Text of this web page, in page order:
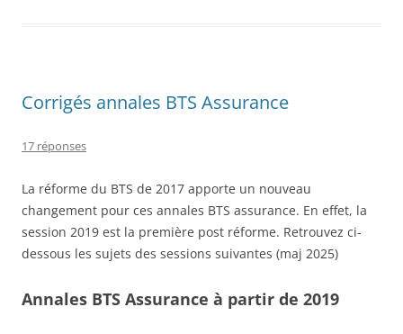
Corrigés annales BTS Assurance
17 réponses
La réforme du BTS de 2017 apporte un nouveau
changement pour ces annales BTS assurance. En effet, la
session 2019 est la première post réforme. Retrouvez ci-
dessous les sujets des sessions suivantes (maj 2025)
Annales BTS Assurance à partir de 2019